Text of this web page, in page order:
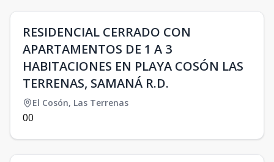
RESIDENCIAL CERRADO CON
APARTAMENTOS DE 1 A 3
HABITACIONES EN PLAYA COSÓN LAS
TERRENAS, SAMANÁ R.D.
El Cosón, Las Terrenas
00